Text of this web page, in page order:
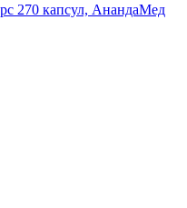
270 капсул, АнандаМед